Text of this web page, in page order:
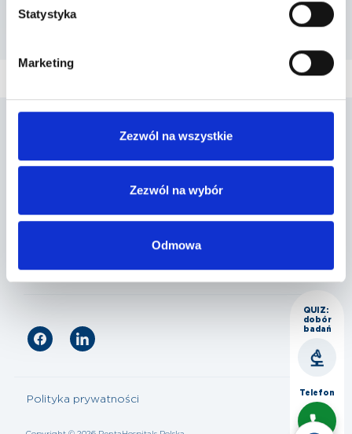
Statystyka
Marketing
Zezwól na wszystkie
Zezwól na wybór
Odmowa
dostępna
Penta Hospitals Polska
Dla pacjenta
Polityka prywatności
QUIZ:
dobór
badań
Telefon